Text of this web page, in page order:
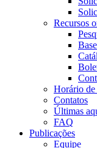
Recursos
Horário
Contatos
Últimas
FAQ
Publicações
Equipe